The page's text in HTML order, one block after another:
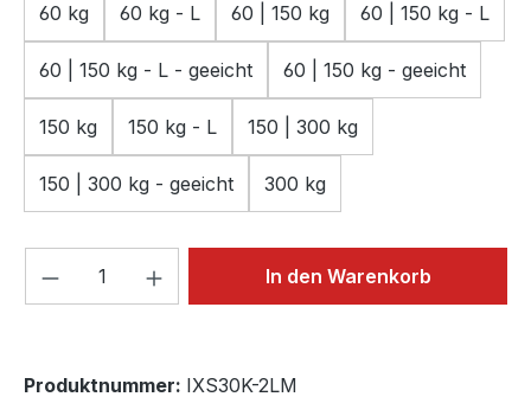
60 kg 60 kg - L 60 | 150 kg 60 | 150 kg - L
60 | 150 kg - L - geeicht 60 | 150 kg - geeicht
150 kg 150 kg - L 150 | 300 kg
150 | 300 kg - geeicht 300 kg
Produkt Anzahl: Gib denIn den Warenkorb
Produktnummer: IXS30K-2LM